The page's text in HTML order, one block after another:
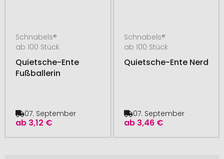
Schnabels®
ab 100 Stück
Quietsche-Ente
Fußballerin
ab 3,12 €
07. September
Schnabels®
ab 100 Stück
Quietsche-Ente Nerd
ab 3,46 €
07. September